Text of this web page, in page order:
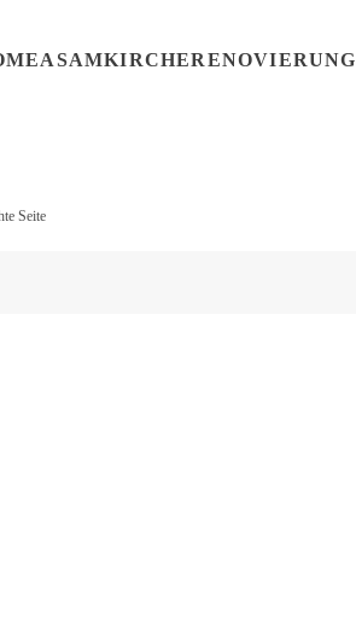
ASAMKIRCHERENOVIERUNG
Seite